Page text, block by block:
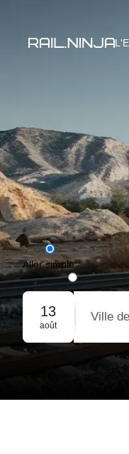
Aller simple
Aller-retour
Réservation de groupe
13
août
Ville